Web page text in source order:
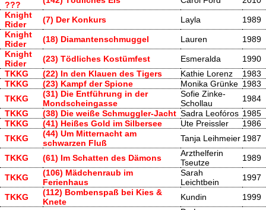
???
Knight
Rider
(7) Der Konkurs Layla
1989
Knight
Rider
(18) Diamantenschmuggel Lauren
1989
Knight
Rider
(23) Tödliches Kostümfest Esmeralda
1990
TKKG
(22) In den Klauen des Tigers Kathie Lorenz
1983
TKKG
(23) Kampf der Spione Monika Grünke 1983
TKKG
(31) Die Entführung in der
Mondscheingasse
Sofie Zinke-
Schollau
1984
TKKG
(38) Die weiße Schmuggler-Jacht Sadra Leofóros 1985
TKKG
(41) Heißes Gold im Silbersee Ute Preissler
1986
TKKG
(44) Um Mitternacht am
schwarzen Fluß
Tanja Leihmeier 1987
TKKG (61) Im Schatten des Dämons
Arzthelferin
Tseutze
1989
TKKG
(106) Mädchenraub im
Ferienhaus
Sarah
Leichtbein
1997
TKKG
(112) Bombenspaß bei Kies &
Knete
Kundin
1999